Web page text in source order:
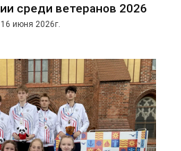
среди ветеранов 2026
16 июня 2026г.